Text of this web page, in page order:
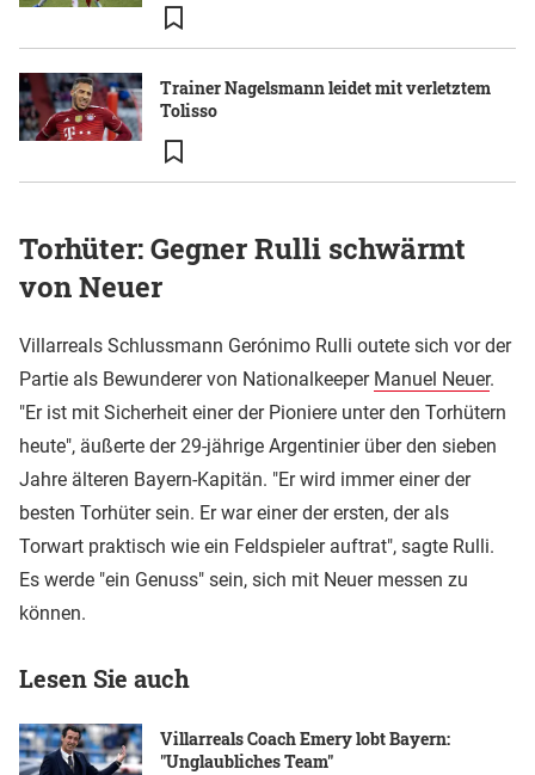
Trainer Nagelsmann leidet mit verletztem
Tolisso
Torhüter: Gegner Rulli schwärmt
von Neuer
Villarreals Schlussmann Gerónimo Rulli outete sich vor der
Partie als Bewunderer von Nationalkeeper Manuel Neuer.
"Er ist mit Sicherheit einer der Pioniere unter den Torhütern
heute", äußerte der 29-jährige Argentinier über den sieben
Jahre älteren Bayern-Kapitän. "Er wird immer einer der
besten Torhüter sein. Er war einer der ersten, der als
Torwart praktisch wie ein Feldspieler auftrat", sagte Rulli.
Es werde "ein Genuss" sein, sich mit Neuer messen zu
können.
Lesen Sie auch
Villarreals Coach Emery lobt Bayern:
"Unglaubliches Team"